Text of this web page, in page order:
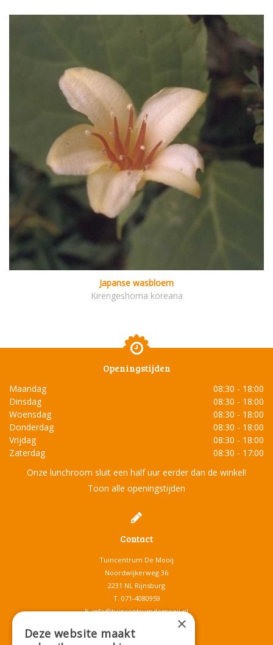
Japanse wasbloem
Kirengeshoma koreana
Openingstijden
Maandag
08:30 - 18:00
Dinsdag
08:30 - 18:00
Woensdag
08:30 - 18:00
Donderdag
08:30 - 18:00
Vrijdag
08:30 - 18:00
Zaterdag
08:30 - 17:00
Onze lunchroom sluit een half uur eerder dan de winkel!
Toon alle openingstijden
Contact
Tuincentrum De Mooij
Noordwijkerweg 36
2231 NL Rijnsburg
T. 071-4080959
E.info@tuincentrumdemooij.nl
×
Deze website maakt